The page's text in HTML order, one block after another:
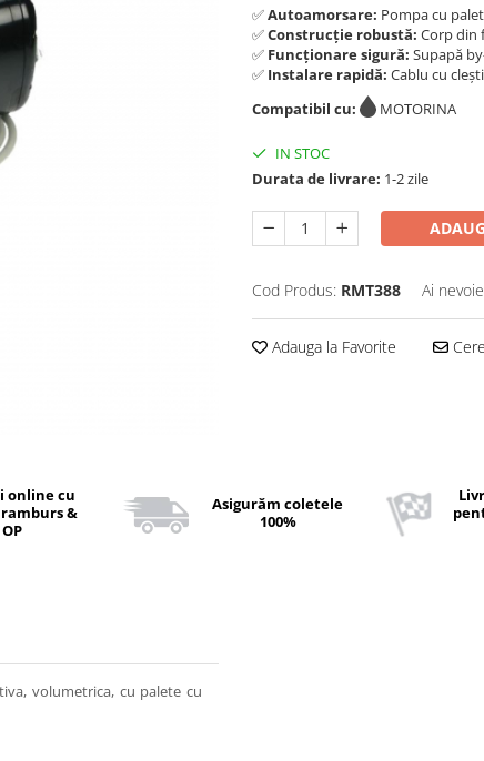
✅Autoamorsare: Pompa cu
✅Construcție robustă: Corp din
✅ Funcționare sigură: Supapă
✅ Instalare rapidă: Cablu cu
Compatibil cu:
MOTORINA
IN STOC
Durata de livrare: 1-2 zile
Cod Produs: RMT388 Ai
Adauga la Favorite
online cu
&
OP
Asigurăm coletele
100%
volumetrica, cu palete cu